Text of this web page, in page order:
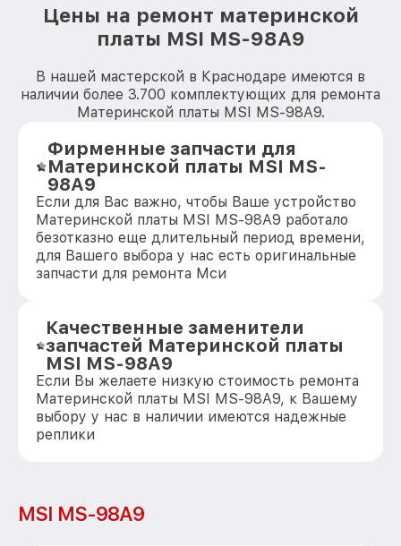
Цены на ремонт материнской
платы MSI MS-98A9
В нашей мастерской в Краснодаре имеются в
наличии более 3.700 комплектующих для ремонта
Материнской платы MSI MS-98A9.
Фирменные запчасти для
Материнской платы MSI MS-
98A9
Если для Вас важно, чтобы Ваше устройство
Материнской платы MSI MS-98A9 работало
безотказно еще длительный период времени,
для Вашего выбора у нас есть оригинальные
запчасти для ремонта Мси
Качественные заменители
запчастей Материнской платы
MSI MS-98A9
Если Вы желаете низкую стоимость ремонта
Материнской платы MSI MS-98A9, к Вашему
выбору у нас в наличии имеются надежные
реплики
MSI MS-98A9